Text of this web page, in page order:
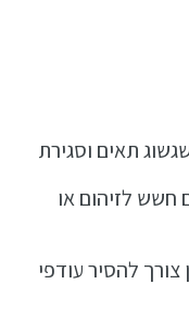
תאים וסגירת
חשש לזיהום או
להסיר עודפי